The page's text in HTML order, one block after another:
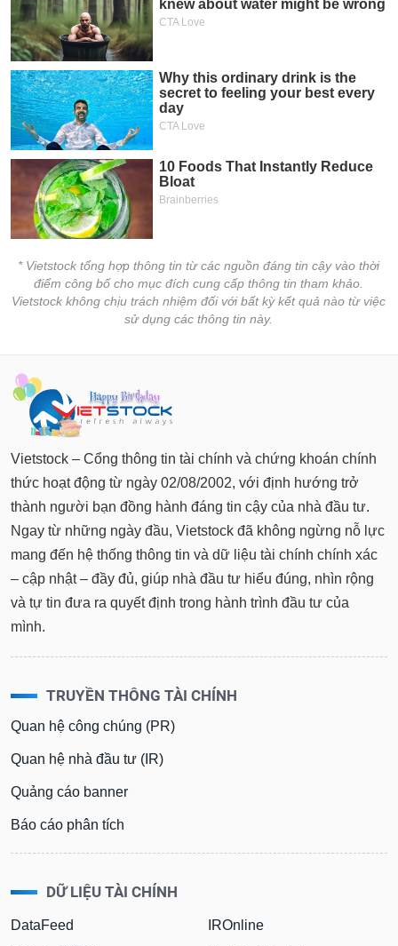
* Vietstock tổng hợp thông tin từ các nguồn đáng tin cậy vào thời
điểm công bố cho mục đích cung cấp thông tin tham khảo.
Vietstock không chịu trách nhiệm đối với bất kỳ kết quả nào từ việc
sử dụng các thông tin này.
Vietstock – Cổng thông tin tài chính và chứng khoán chính
thức hoạt động từ ngày 02/08/2002, với định hướng trở
thành người bạn đồng hành đáng tin cậy của nhà đầu tư.
Ngay từ những ngày đầu, Vietstock đã không ngừng nỗ lực
mang đến hệ thống thông tin và dữ liệu tài chính chính xác
– cập nhật – đầy đủ, giúp nhà đầu tư hiểu đúng, nhìn rộng
và tự tin đưa ra quyết định trong hành trình đầu tư của
mình.
TRUYỀN THÔNG TÀI CHÍNH
Quan hệ công chúng (PR)
Quan hệ nhà đầu tư (IR)
Quảng cáo banner
Báo cáo phân tích
DỮ LIỆU TÀI CHÍNH
DataFeed
IROnline